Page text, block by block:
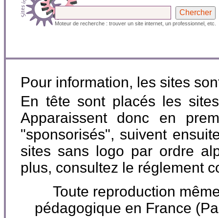
Moteur de recherche : trouver un site internet, un professionnel, etc.
Pour information, les sites
En tête sont placés les
Apparaissent donc en
"sponsorisés", suivent
sites sans logo par ordre
plus, consultez le réglement
Toute reproduction
pédagogique en France